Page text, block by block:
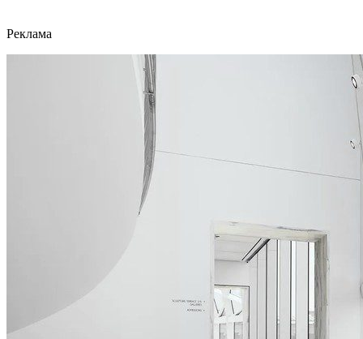
Реклама